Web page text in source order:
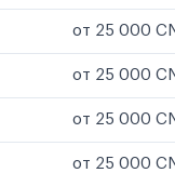
от 25 000
от 25 000
от 25 000
от 25 000